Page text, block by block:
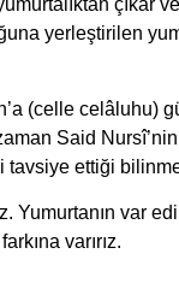
çıkar
yerleştirilen
(celle celâluhu)
Said
tavsiye ettiği
var
varırız.